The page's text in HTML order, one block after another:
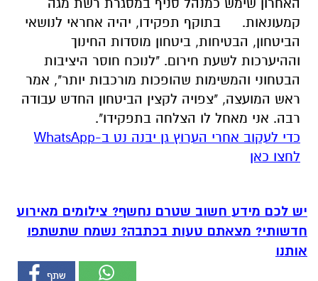
האחרון שימש כמנהל סניף במסגרת רשת מגה
קמעונאות.
בתוקף תפקידו, יהיה אחראי לנושאי
הביטחון, הבטיחות, ביטחון מוסדות החינוך
וההיערכות לשעת חירום. "לנוכח חוסר היציבות
הבטחוני והמשימות שהופכות מורכבות יותר", אמר
ראש המועצה, "צפויה לקצין הביטחון החדש עבודה
רבה. אני מאחל לו הצלחה בתפקידו".
‏כדי לעקוב אחרי הערוץ גן יבנה נט ב-WhatsApp
לחצו כאן
יש לכם מידע חשוב שטרם נחשף? צילומים מאירוע
חדשותי? מצאתם טעות בכתבה? נשמח שתשתפו
אותנו